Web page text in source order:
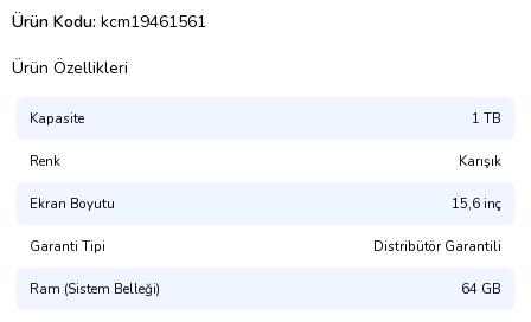
Ürün Kodu: kcm19461561
Ürün Özellikleri
Kapasite 1 TB
Renk Karışık
Ekran Boyutu 15,6 inç
Garanti Tipi Distribütör Garantili
Ram (Sistem Belleği) 64 GB